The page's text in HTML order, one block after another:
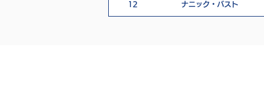
12 ナニック・バスト